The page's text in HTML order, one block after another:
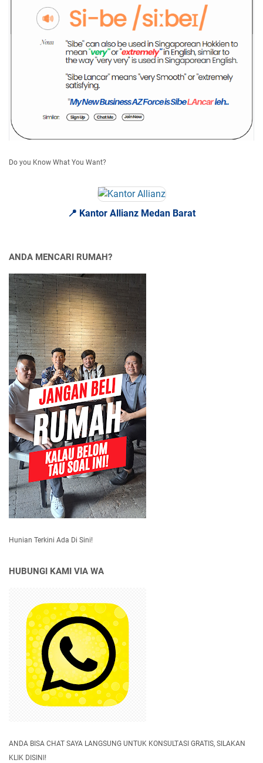
Do you Know What You Want?
📍 Kantor Allianz Medan Barat
ANDA MENCARI RUMAH?
Hunian Terkini Ada Di Sini!
HUBUNGI KAMI VIA WA
ANDA BISA CHAT SAYA LANGSUNG UNTUK KONSULTASI GRATIS, SILAKAN
KLIK DISINI!